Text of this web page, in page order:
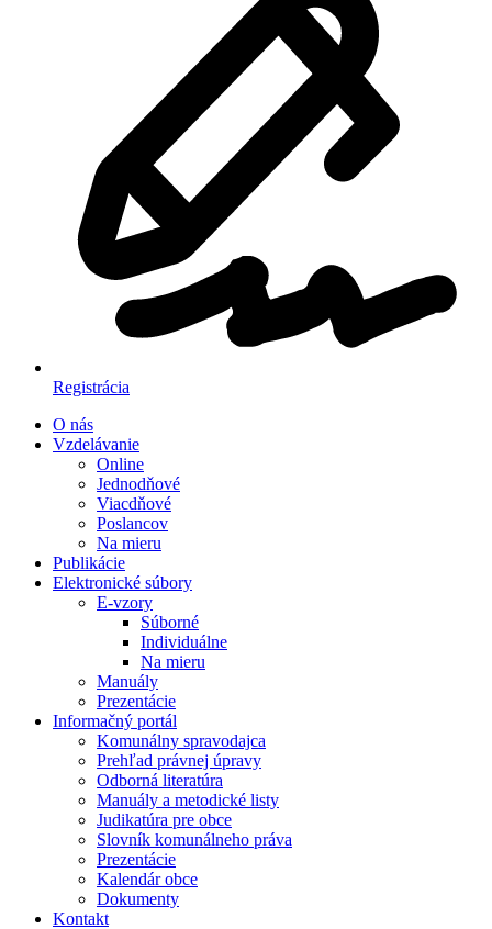
Registrácia
O nás
Vzdelávanie
Online
Jednodňové
Viacdňové
Poslancov
Na mieru
Publikácie
Elektronické súbory
E-vzory
Súborné
Individuálne
Na mieru
Manuály
Prezentácie
Informačný portál
Komunálny spravodajca
Prehľad právnej úpravy
Odborná literatúra
Manuály a metodické listy
Judikatúra pre obce
Slovník komunálneho práva
Prezentácie
Kalendár obce
Dokumenty
Kontakt